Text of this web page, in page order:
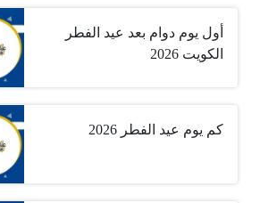
أول يوم دوام بعد عيد الفطر
الكويت 2026
كم يوم عيد الفطر 2026